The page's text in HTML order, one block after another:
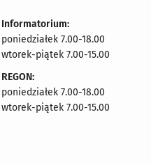
Informatorium:
poniedziałek 7.00-18.00
wtorek-piątek 7.00-15.00
REGON:
poniedziałek 7.00-18.00
wtorek-piątek 7.00-15.00